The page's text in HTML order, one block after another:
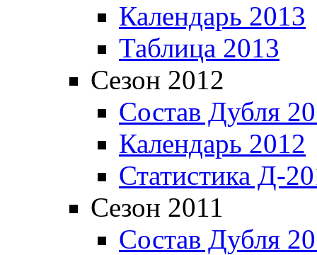
Календарь 2013
Таблица 2013
Сезон 2012
Состав Дубля
Календарь 2012
Статистика Д-
Сезон 2011
Состав Дубля